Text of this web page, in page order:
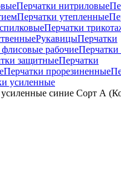
Перчатки нитриловые
Перчатки утепленные
Перчатки
РукавицыПерчатки
рабочие
защитныеПерчатки
Перчатки прорезиненные
усиленные
синие Сорт А